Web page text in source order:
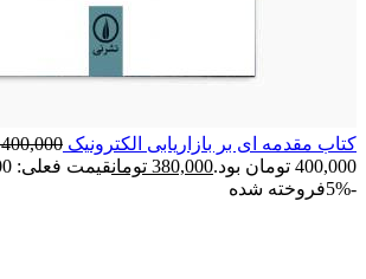
کتاب مقدمه‌ ای بر بازاریابی الکترونیک 400,000
400,000 تومان بود.
380,000 تومانقیمت فعلی: 380,000 تومان.
-5%
فروخته شده